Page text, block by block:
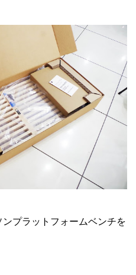
プラットフォームベンチを